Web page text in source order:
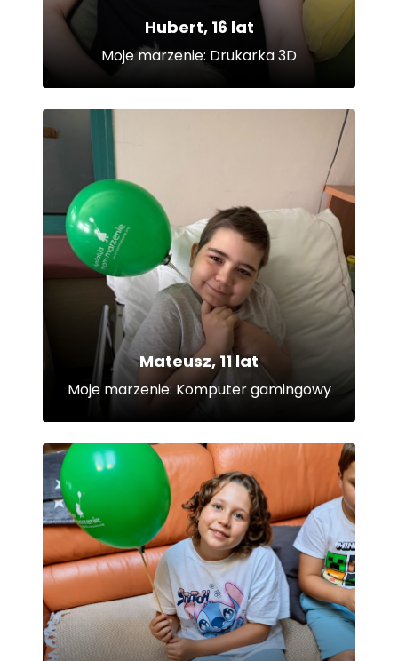
Hubert, 16 lat
Moje marzenie: Drukarka 3D
Mateusz, 11 lat
Moje marzenie: Komputer gamingowy